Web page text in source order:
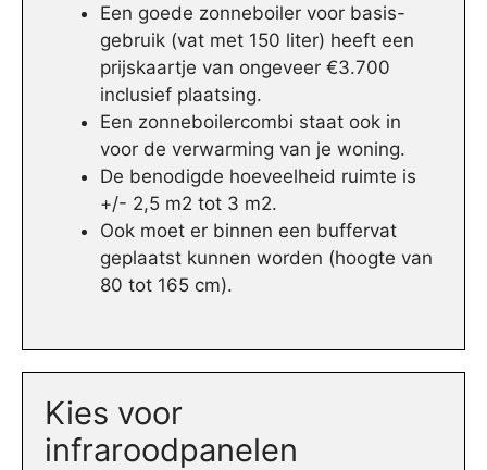
Een goede zonneboiler voor basis-
gebruik (vat met 150 liter) heeft een
prijskaartje van ongeveer €3.700
inclusief plaatsing.
Een zonneboilercombi staat ook in
voor de verwarming van je woning.
De benodigde hoeveelheid ruimte is
+/- 2,5 m2 tot 3 m2.
Ook moet er binnen een buffervat
geplaatst kunnen worden (hoogte van
80 tot 165 cm).
Kies voor
infraroodpanelen